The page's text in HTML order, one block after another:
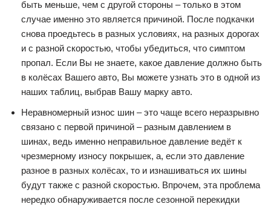
быть меньше, чем с другой стороны – только в этом
случае именно это является причиной. После подкачки
снова проедьтесь в разных условиях, на разных дорогах
и с разной скоростью, чтобы убедиться, что симптом
пропал. Если Вы не знаете, какое давление должно быть
в колёсах Вашего авто, Вы можете узнать это в одной из
наших таблиц, выбрав Вашу марку авто.
Неравномерный износ шин – это чаще всего неразрывно
связано с первой причиной – разным давлением в
шинах, ведь именно неправильное давление ведёт к
чрезмерному износу покрышек, а, если это давление
разное в разных колёсах, то и изнашиваться их шины
будут также с разной скоростью. Впрочем, эта проблема
нередко обнаруживается после сезонной перекидки